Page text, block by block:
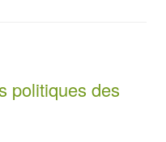
politiques des